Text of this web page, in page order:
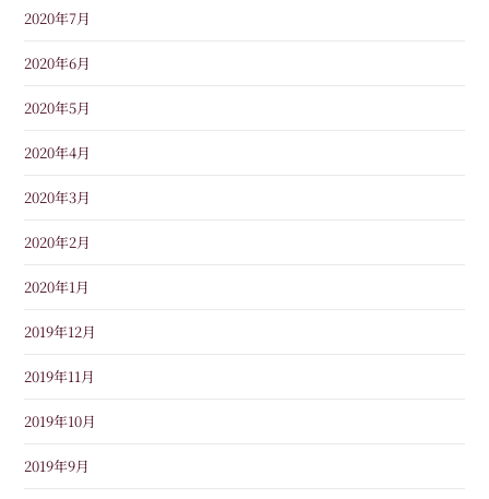
2020年7月
2020年6月
2020年5月
2020年4月
2020年3月
2020年2月
2020年1月
2019年12月
2019年11月
2019年10月
2019年9月